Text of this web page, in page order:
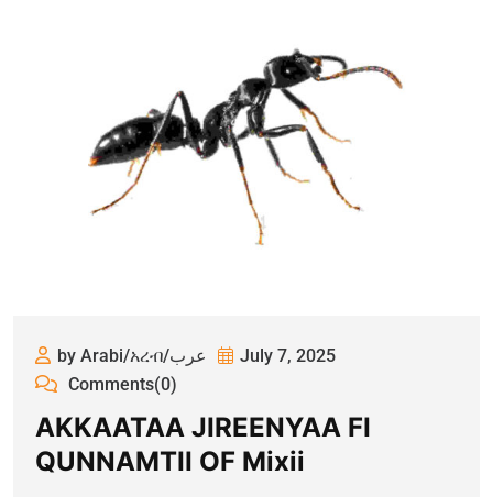
by Arabi/አረብ/عرب
July 7, 2025
Comments(0)
AKKAATAA JIREENYAA FI
QUNNAMTII OF Mixii